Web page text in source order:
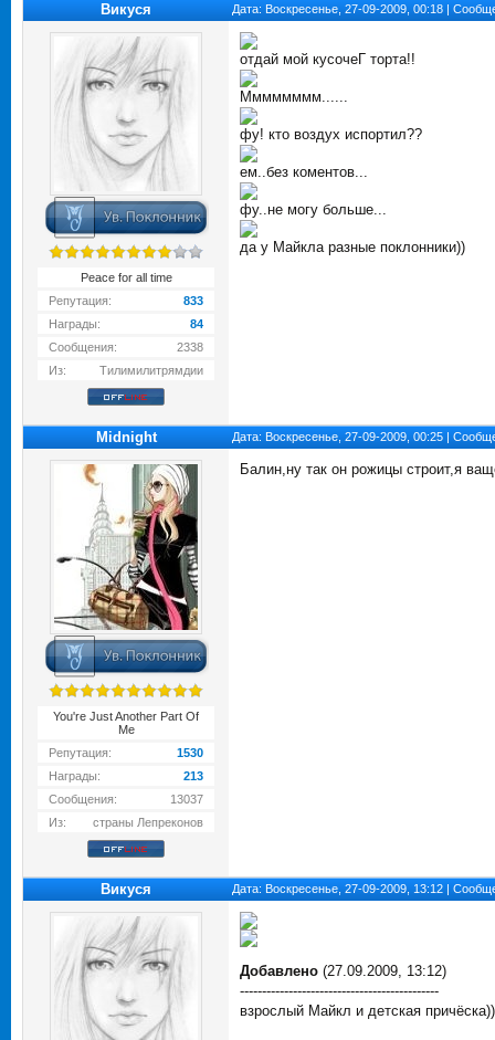
Викуся Дата: Воскресенье, 27-09-2009, 00:18 |
Peace for all time
Репутация:
833
Награды:
84
Сообщения:
2338
Из:
Тилимилитрямдии
отдай мой кусочеГ торта!!
Мммммммм......
фу! кто воздух испортил??
ем..без коментов...
фу..не могу больше...
да у Майкла разные поклонники))
Midnight Дата: Воскресенье, 27-09-2009, 00:25 |
You're Just Another Part Of
Me
Репутация:
1530
Награды:
213
Сообщения:
13037
Из:
страны Лепреконов
Балин,ну так он рожицы строит,я
Викуся Дата: Воскресенье, 27-09-2009, 13:12 |
Добавлено (27.09.2009, 13:12)
---------------------------------------------
взрослый Майкл и детская